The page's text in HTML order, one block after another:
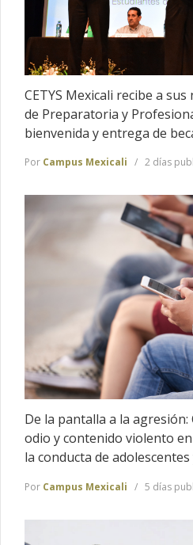
CETYS Mexicali recibe a
de Preparatoria y
bienvenida y entrega de
Por Campus Mexicali 2 días
De la pantalla a la
odio y contenido violento
la conducta de
Por Campus Mexicali 5 días